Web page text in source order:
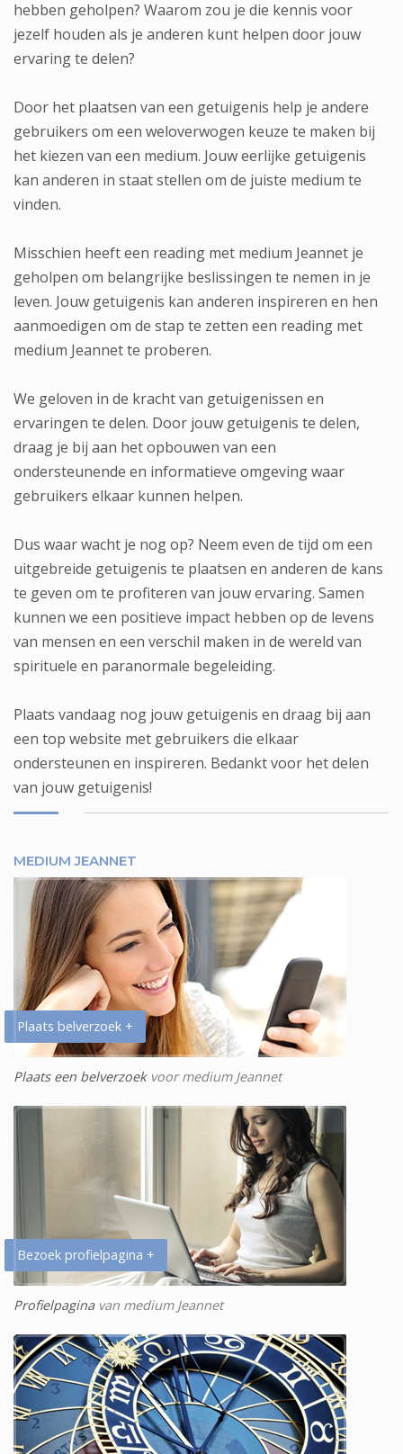
hebben geholpen? Waarom zou je die kennis voor
jezelf houden als je anderen kunt helpen door jouw
ervaring te delen?
Door het plaatsen van een getuigenis help je andere
gebruikers om een weloverwogen keuze te maken bij
het kiezen van een medium. Jouw eerlijke getuigenis
kan anderen in staat stellen om de juiste medium te
vinden.
Misschien heeft een reading met medium Jeannet je
geholpen om belangrijke beslissingen te nemen in je
leven. Jouw getuigenis kan anderen inspireren en hen
aanmoedigen om de stap te zetten een reading met
medium Jeannet te proberen.
We geloven in de kracht van getuigenissen en
ervaringen te delen. Door jouw getuigenis te delen,
draag je bij aan het opbouwen van een
ondersteunende en informatieve omgeving waar
gebruikers elkaar kunnen helpen.
Dus waar wacht je nog op? Neem even de tijd om een
uitgebreide getuigenis te plaatsen en anderen de kans
te geven om te profiteren van jouw ervaring. Samen
kunnen we een positieve impact hebben op de levens
van mensen en een verschil maken in de wereld van
spirituele en paranormale begeleiding.
Plaats vandaag nog jouw getuigenis en draag bij aan
een top website met gebruikers die elkaar
ondersteunen en inspireren. Bedankt voor het delen
van jouw getuigenis!
MEDIUM JEANNET
Plaats belverzoek +
Plaats een belverzoekvoor medium Jeannet
Bezoek profielpagina +
Profielpagina van medium Jeannet